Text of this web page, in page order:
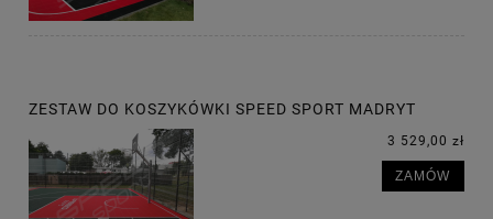
ZESTAW DO KOSZYKÓWKI SPEED SPORT MADRYT
3 529,00 zł
ZAMÓW